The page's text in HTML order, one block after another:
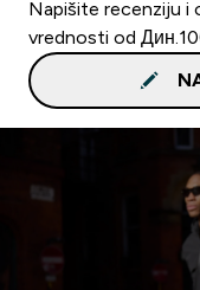
Napišite recenziju i
vrednosti od